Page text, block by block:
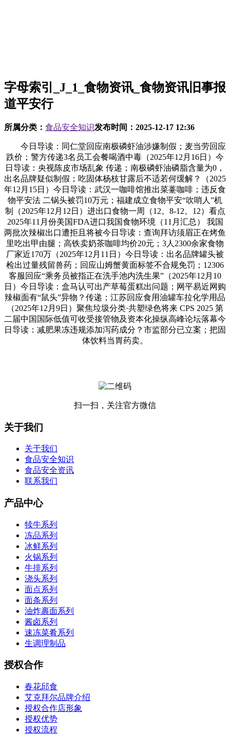
字母索引_J_1_食物资讯_食物资讯旧事报
道平安行
所属分类： 食品安全知识发布时间： 2025-12-17 12:36
今日导读：同仁堂回应南极磷虾油涉嫌制假；麦当劳回应
跌价；警方传递3名员工会餐喝酒中毒（2025年12月16日）今
日导读：央视陈皮市场乱象 传递；南极磷虾油磷脂含量为0，
出名品牌疑似制假；吃固体杨枝甘露后不适若何缓解？（2025
年12月15日）今日导读：武汉一咖啡馆推出菜薹咖啡；违反食
物平安法 二锅头被罚10万元；福建成立食物平安“吹哨人”机
制（2025年12月12日）进出口食物一周（12。8-12。12）看点
2025年11月份美国FDA进口我国食物环境（11月汇总） 我国
两批次辣椒出口遭拒且将被今日导读：查询拜访须眉正在烤鱼
里吃出甲由腿；高铁卖奶茶咖啡均价20元；3人2300余家食物
厂家近170万（2025年12月11日）今日导读：出名品牌罐头被
检出过量残留兽药；回应山姆蟹黄面标签不合规免罚；12306
客服回应“乘务员被指正在洗手池内洗生果”（2025年12月10
日）今日导读：盒马认可出产草莓蛋糕出问题；网平易近网购
辣椒面有“鼠头”异物？传递；江苏回应食用油罐车拉化学用品
（2025年12月9日）聚焦垃圾分类·共塑绿色将来 CPS 2025 第
二届中国国际低值可收受接管物及资本化操纵高峰论坛落幕今
日导读：减肥果冻违规添加泻药成分？市监部分已立案；把固
体饮料当胃药卖。
扫一扫，关注官方微信
关于我们
关于我们
食品安全知识
食品安全资讯
联系我们
产品中心
犊牛系列
冻品系列
冰鲜系列
火锅系列
牛排系列
浇头系列
面点系列
面条系列
油炸裹面系列
酱卤系列
速冻菜肴系列
生调理制品
授权合作
春花邱食
艾克拜尔品牌介绍
授权合作店形象
授权优势
授权流程